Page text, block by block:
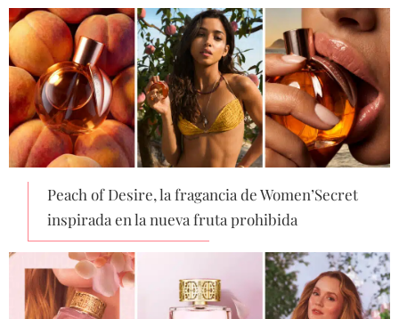
Peach of Desire, la fragancia de Women’Secret
inspirada en la nueva fruta prohibida